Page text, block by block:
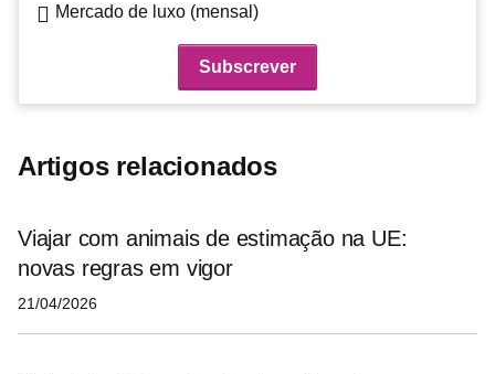
Mercado de luxo (mensal)
Artigos relacionados
Viajar com animais de estimação na UE:
novas regras em vigor
21/04/2026